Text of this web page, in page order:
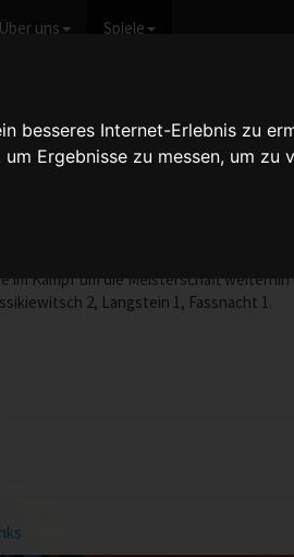
besseres Internet-Erlebnis zu
Ergebnisse zu messen, um
Über uns Spiele
Kampf um die Meisterschaft
2, Langstein 1, Fassnacht 1.